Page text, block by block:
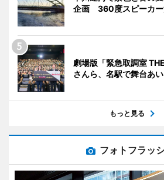
企画 360度スピーカー
劇場版「緊急取調室
さんら、名駅で舞台あ
もっと見る
フォトフラッ